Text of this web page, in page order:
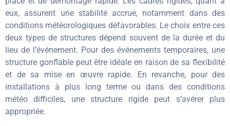
eux, assurent une stabilité accrue, notamment dans des
conditions météorologiques défavorables. Le choix entre ces
deux types de structures dépend souvent de la durée et du
lieu de l’événement. Pour des événements temporaires, une
structure gonflable peut être idéale en raison de sa flexibilité
et de sa mise en œuvre rapide. En revanche, pour des
installations à plus long terme ou dans des conditions
météo difficiles, une structure rigide peut s’avérer plus
appropriée.